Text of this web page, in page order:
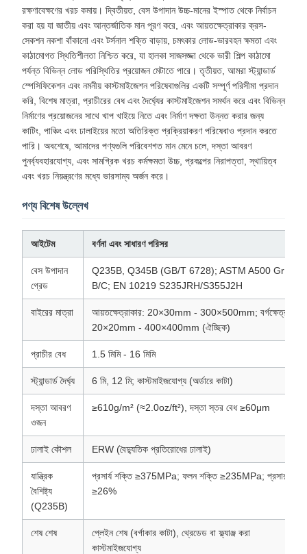
রক্ষণাবেক্ষণের খরচ কমায়। দ্বিতীয়ত, বেস উপাদান উচ্চ-মানের ইস্পাত থেকে নির্বাচন
করা হয় যা জাতীয় এবং আন্তর্জাতিক মান পূরণ করে, এবং আয়তক্ষেত্রাকার ক্রস-
সেকশন নকশা বাঁকানো এবং টর্সনাল শক্তি বাড়ায়, চমৎকার লোড-ভারবহন ক্ষমতা এবং
কাঠামোগত স্থিতিশীলতা নিশ্চিত করে, যা হালকা সাজসজ্জা থেকে ভারী শিল্প কাঠামো
পর্যন্ত বিভিন্ন লোড পরিস্থিতির প্রয়োজন মেটাতে পারে। তৃতীয়ত, আমরা স্ট্যান্ডার্ড
স্পেসিফিকেশন এবং নমনীয় কাস্টমাইজেশন পরিষেবাগুলির একটি সম্পূর্ণ পরিসীমা প্রদান
করি, বিশেষ মাত্রা, প্রাচীরের বেধ এবং দৈর্ঘ্যের কাস্টমাইজেশন সমর্থন করে এবং বিভিন্ন
নির্মাণের প্রয়োজনের সাথে খাপ খাইয়ে নিতে এবং নির্মাণ দক্ষতা উন্নত করার জন্য
কাটিং, পাঞ্চিং এবং ঢালাইয়ের মতো অতিরিক্ত প্রক্রিয়াকরণ পরিষেবাও প্রদান করতে
পারি। অবশেষে, আমাদের পণ্যগুলি পরিবেশগত মান মেনে চলে, দস্তা আবরণ
পুনর্ব্যবহারযোগ্য, এবং সামগ্রিক খরচ কর্মক্ষমতা উচ্চ, প্রকল্পের নিরাপত্তা, স্থায়িত্ব
এবং খরচ নিয়ন্ত্রণের মধ্যে ভারসাম্য অর্জন করে।
পণ্য বিশেষ উল্লেখ
আইটেম বর্ণনা এবং সাধারণ পরিসর
বেস উপাদান
গ্রেড
Q235B, Q345B (GB/T 6728); ASTM A500 Gr
B/C; EN 10219 S235JRH/S355J2H
বাইরের মাত্রা
আয়তক্ষেত্রাকার: 20×30mm - 300×500mm; বর্গক্ষেত্র:
20×20mm - 400×400mm (ঐচ্ছিক)
প্রাচীর বেধ 1.5 মিমি - 16 মিমি
স্ট্যান্ডার্ড দৈর্ঘ্য 6 মি, 12 মি; কাস্টমাইজযোগ্য (অর্ডারে কাটা)
দস্তা আবরণ
ওজন
≥610g/m² (≈2.0oz/ft²), দস্তা স্তর বেধ ≥60μm
ঢালাই কৌশল ERW (বৈদ্যুতিক প্রতিরোধের ঢালাই)
যান্ত্রিক
বৈশিষ্ট্য
(Q235B)
প্রসার্য শক্তি ≥375MPa; ফলন শক্তি ≥235MPa; প্রসারণ
≥26%
শেষ শেষ
প্লেইন শেষ (বর্গাকার কাটা), থ্রেডেড বা ফ্ল্যাঞ্জ করা
কাস্টমাইজযোগ্য